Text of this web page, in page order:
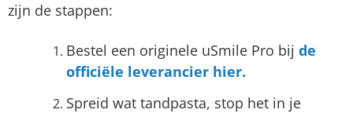
zijn de stappen:
Bestel een originele uSmile Pro bij de
officiële leverancier hier.
Spreid wat tandpasta, stop het in je